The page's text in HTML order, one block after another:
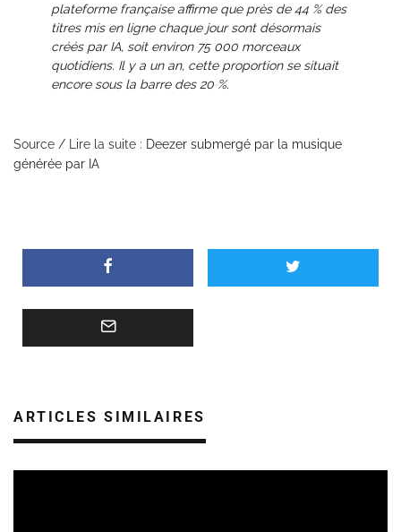
plateforme française affirme que près de 44 % des
titres mis en ligne chaque jour sont désormais
créés par IA, soit environ 75 000 morceaux
quotidiens. Il y a un an, cette proportion se situait
encore sous la barre des 20 %.
Source / Lire la suite : Deezer submergé par la musique
générée par IA
ARTICLES SIMILAIRES